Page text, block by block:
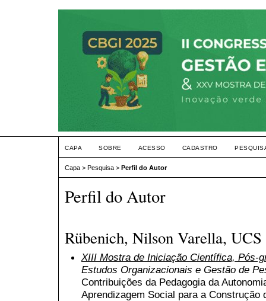
CAPA SOBRE ACESSO CADASTRO
Capa > Pesquisa > Perfil do Autor
Perfil do Autor
Rübenich, Nilson Varella, UCS
XIII Mostra de Iniciação Científica, Pós-
Estudos Organizacionais e Gestão de
Contribuições da Pedagogia da
Aprendizagem Social para a Construção